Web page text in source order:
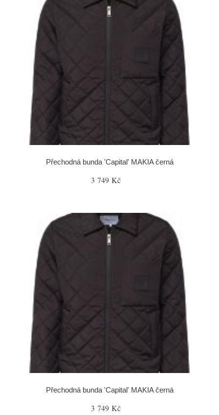
Přechodná bunda 'Capital' MAKIA černá
3 749 Kč
Přechodná bunda 'Capital' MAKIA černá
3 749 Kč